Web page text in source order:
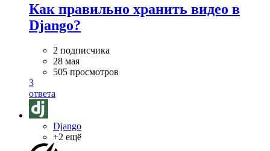
Как правильно хранить видео в
Django?
2 подписчика
28 мая
505 просмотров
3
ответа
Django
+2 ещё